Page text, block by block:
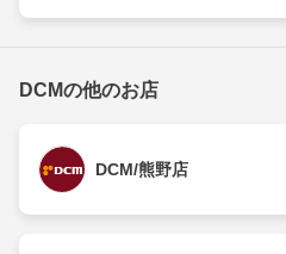
DCMの他のお店
DCM/熊野店